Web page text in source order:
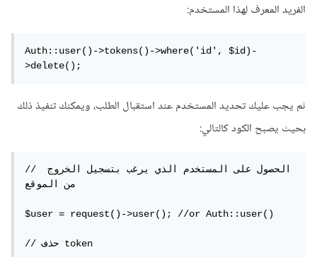
الفريد المعرف لهذا المستخدم:
Auth::user()->tokens()->where('id', $id)-
>delete();
ثم يجب عليك تحديد المستخدم عند استقبال الطلب، ويمكنك تنفيذ ذلك
بحيث يصبح الكود كالتالي:
// الحصول على المستخدم الذي يرغب بتسجيل الخروج
من الموقع
$user = request()->user(); //or Auth::user()
// حذف token